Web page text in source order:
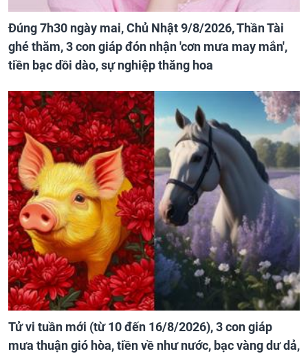
Đúng 7h30 ngày mai, Chủ Nhật 9/8/2026, Thần Tài
ghé thăm, 3 con giáp đón nhận 'cơn mưa may mắn',
tiền bạc dồi dào, sự nghiệp thăng hoa
Tử vi tuần mới (từ 10 đến 16/8/2026), 3 con giáp
mưa thuận gió hòa, tiền về như nước, bạc vàng dư dả,